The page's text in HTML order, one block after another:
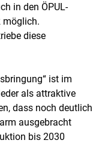
in den ÖPUL-
möglich.
diese
ist im
als attraktive
dass noch deutlich
ausgebracht
bis 2030